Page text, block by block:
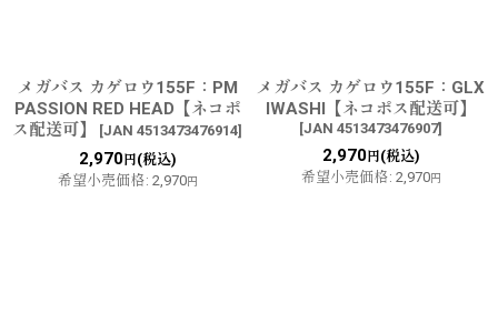
メガバス カゲロウ155F：PM
PASSION RED HEAD【ネコポ
ス配送可】
[JAN 4513473476914]
2,970円(税込)
希望小売価格: 2,970円
メガバス カゲロウ155F：GLX
IWASHI【ネコポス配送可】
[JAN 4513473476907]
2,970円(税込)
希望小売価格: 2,970円